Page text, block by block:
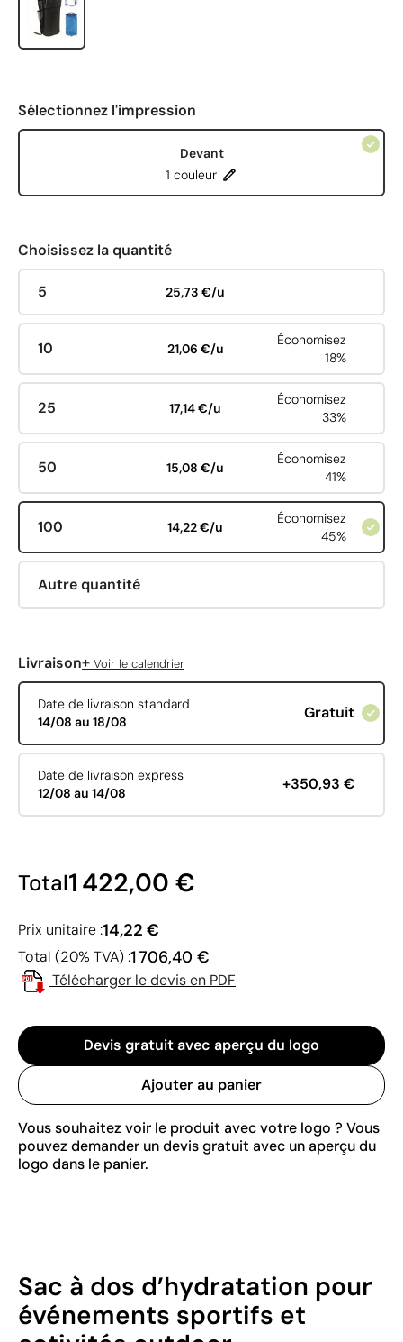
Sélectionnez l'impression
Devant
1 couleur
Choisissez la quantité
5 25,73 €/u
10 21,06 €/u
Économisez
18%
25 17,14 €/u
Économisez
33%
50 15,08 €/u
Économisez
41%
100 14,22 €/u
Économisez
45%
Autre quantité
Livraison+ Voir le calendrier
Date de livraison standard
14/08 au 18/08
Gratuit
Date de livraison express
12/08 au 14/08
+350,93 €
Total1 422,00 €
Prix unitaire :14,22 €
Total (20% TVA) :1 706,40 €
Télécharger le devis en PDF
Devis gratuit avec aperçu du logo
Ajouter au panier
Vous souhaitez voir le produit avec votre logo ? Vous
pouvez demander un devis gratuit avec un aperçu du
logo dans le panier.
Sac à dos d’hydratation pour
événements sportifs et